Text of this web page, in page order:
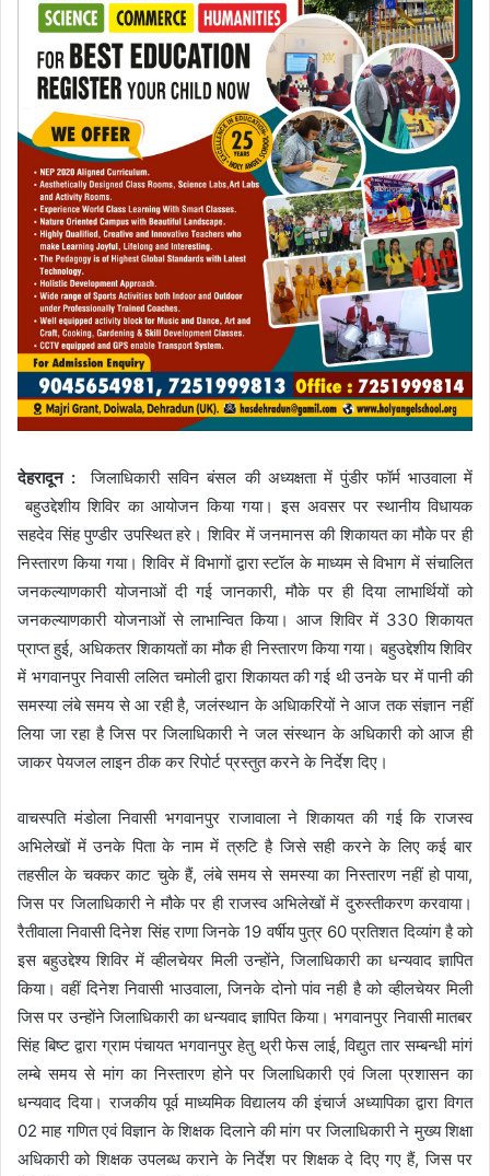
देहरादून :
जिलाधिकारी सविन बंसल की अध्यक्षता में पुंडीर फॉर्म भाउवाला में
बहुउद्देशीय शिविर का आयोजन किया गया। इस अवसर पर स्थानीय विधायक
सहदेव सिंह पुण्डीर उपस्थित हरे। शिविर में जनमानस की शिकायत का मौके पर ही
निस्तारण किया गया। शिविर में विभागों द्वारा स्टॉल के माध्यम से विभाग में संचालित
जनकल्याणकारी योजनाओं दी गई जानकारी, मौके पर ही दिया लाभार्थियों को
जनकल्याणकारी योजनाओं से लाभान्वित किया। आज शिविर में 330 शिकायत
प्राप्त हुई, अधिकतर शिकायतों का मौक ही निस्तारण किया गया। बहुउद्देशीय शिविर
में भगवानपुर निवासी ललित चमोली द्वारा शिकायत की गई थी उनके घर में पानी की
समस्या लंबे समय से आ रही है, जलंस्थान के अधिाकरियों ने आज तक संज्ञान नहीं
लिया जा रहा है जिस पर जिलाधिकारी ने जल संस्थान के अधिकारी को आज ही
जाकर पेयजल लाइन ठीक कर रिपोर्ट प्रस्तुत करने के निर्देश दिए।
वाचस्पति मंडोला निवासी भगवानपुर राजावाला ने शिकायत की गई कि राजस्व
अभिलेखों में उनके पिता के नाम में त्रुटि है जिसे सही करने के लिए कई बार
तहसील के चक्कर काट चुके हैं, लंबे समय से समस्या का निस्तारण नहीं हो पाया,
जिस पर जिलाधिकारी ने मौके पर ही राजस्व अभिलेखों में दुरुस्तीकरण करवाया।
रैतीवाला निवासी दिनेश सिंह राणा जिनके 19 वर्षीय पुत्र 60 प्रतिशत दिव्यांग है को
इस बहुउद्देश्य शिविर में व्हीलचेयर मिली उन्होंने, जिलाधिकारी का धन्यवाद ज्ञापित
किया। वहीं दिनेश निवासी भाउवाला, जिनके दोनो पांव नही है को व्हीलचेयर मिली
जिस पर उन्होंने जिलाधिकारी का धन्यवाद ज्ञापित किया। भगवानपुर निवासी मातबर
सिंह बिष्ट द्वारा ग्राम पंचायत भगवानपुर हेतु थ्री फेस लाई, विद्युत तार सम्बन्धी मांगं
लम्बे समय से मांग का निस्तारण होने पर जिलाधिकारी एवं जिला प्रशासन का
धन्यवाद दिया। राजकीय पूर्व माध्यमिक विद्यालय की इंचार्ज अध्यापिका द्वारा विगत
02 माह गणित एवं विज्ञान के शिक्षक दिलाने की मांग पर जिलाधिकारी ने मुख्य शिक्षा
अधिकारी को शिक्षक उपलब्ध कराने के निर्देश पर शिक्षक दे दिए गए हैं, जिस पर